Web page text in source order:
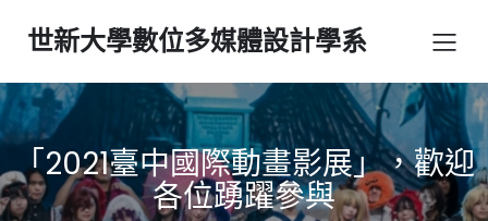
世新大學數位多媒體設計學系
「2021臺中國際動畫影展」，歡迎
各位踴躍參與